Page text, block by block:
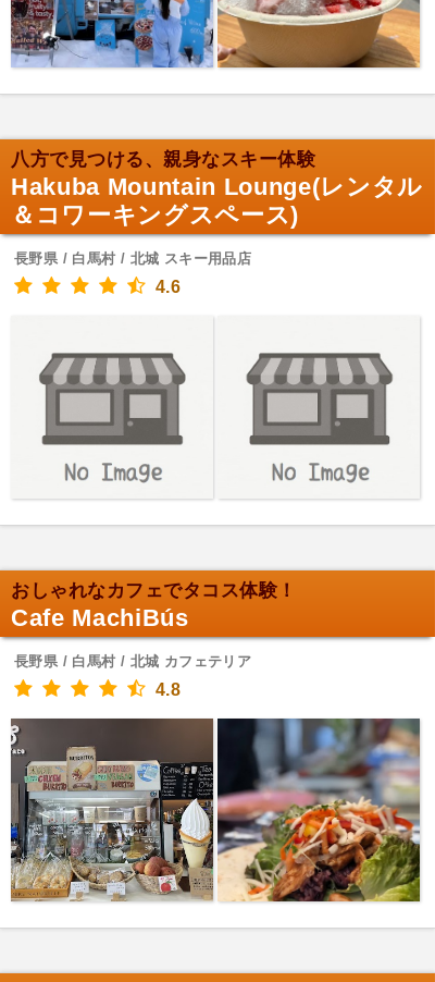
八方で見つける、親身なスキー体験
Hakuba Mountain Lounge(レンタル
＆コワーキングスペース)
長野県 / 白馬村 / 北城 スキー用品店
4.6
おしゃれなカフェでタコス体験！
Cafe MachiBús
長野県 / 白馬村 / 北城 カフェテリア
4.8